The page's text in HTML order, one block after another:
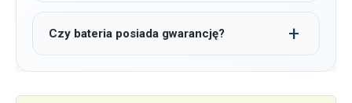
Czy bateria posiada gwarancję?